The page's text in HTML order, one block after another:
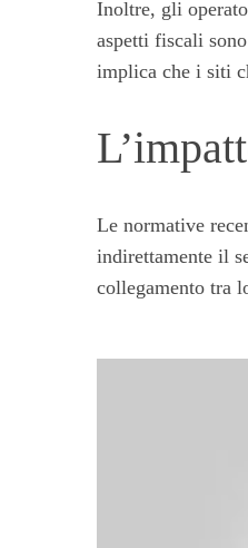
Inoltre, gli
aspetti fiscali
implica che i siti
Le normative
indirettamente il
collegamento tra